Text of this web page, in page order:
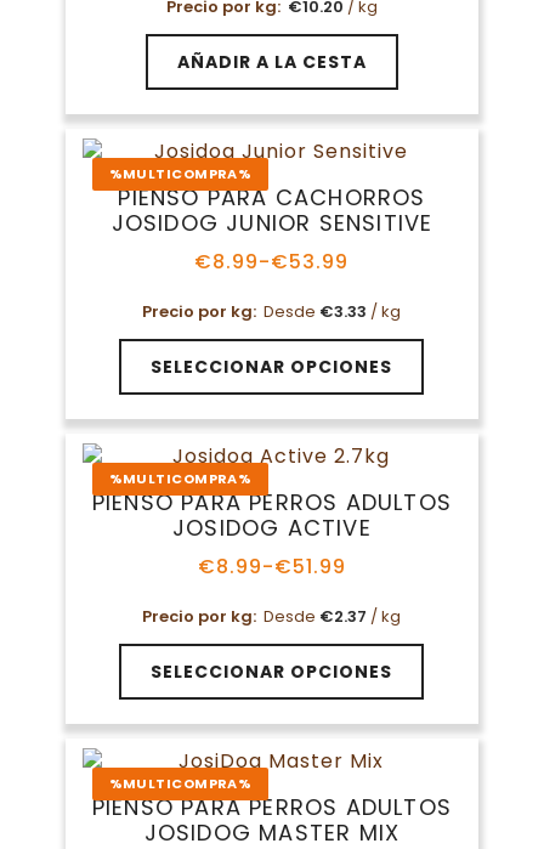
Precio por kg: €10.20 / kg
AÑADIR A LA CESTA
%MULTICOMPRA%
PIENSO PARA CACHORROS
JOSIDOG JUNIOR SENSITIVE
€8.99-€53.99
Rango
precios:
desde
€8.99
hasta
Precio por kg: Desde €3.33 / kg
SELECCIONAR OPCIONES
Este
producto
tiene
múltiples
variantes.
Las
opciones
pueden
en
la
página
de
producto
%MULTICOMPRA%
PIENSO PARA PERROS ADULTOS
JOSIDOG ACTIVE
€8.99-€51.99
Rango
precios:
desde
€8.99
hasta
Precio por kg: Desde €2.37 / kg
SELECCIONAR OPCIONES
Este
producto
tiene
múltiples
variantes.
Las
opciones
%MULTICOMPRA%
PIENSO PARA PERROS ADULTOS
JOSIDOG MASTER MIX